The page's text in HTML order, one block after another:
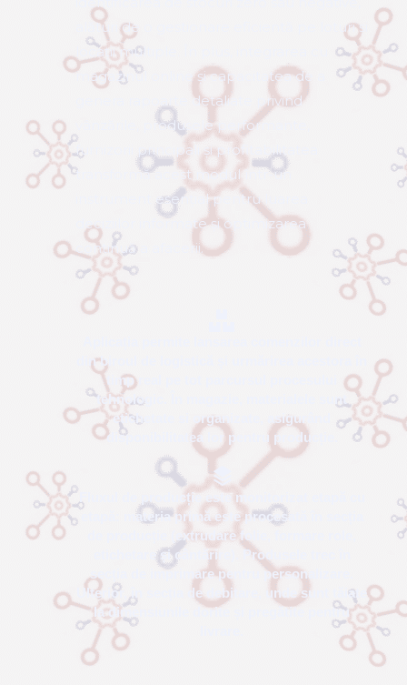
actualizarea automată a stocurilor pentru
multiple puncte de lucru, descărcarea
instantă a gestiunii chiar și în condiții de
utilizare simultană, precum și realizarea
rapidă și precisă a inventarelor.
Flexibilitatea sistemului asigură
identificarea de stocuri zero sau negative,
alături de o gestionare eficientă pe loturi și
locații multiple. În plus, integrarea cu
magazinul online și capacitatea de a
genera rapoarte detaliate privind
vânzările, produsele performante,
furnizorii principali și profitabilitatea
deciziilor informate și optimizarea
continuă a afacerii.
Aplicația permite lansarea comenzilor direct
din biroul de logistică și urmărirea acestora în
timp real pe tot parcursul procesului
tehnologic. În magazie, materialele sunt
etichetate si organizate, asigurând
disponibilitatea lor pentru producție.
Fluxul de producție este monitorizat etapă cu